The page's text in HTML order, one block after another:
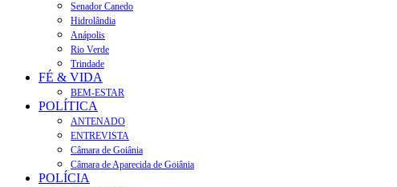
Senador Canedo
Hidrolândia
Anápolis
Rio Verde
Trindade
FÉ & VIDA
BEM-ESTAR
POLÍTICA
ANTENADO
ENTREVISTA
Câmara de Goiânia
Câmara de Aparecida de Goiânia
POLÍCIA